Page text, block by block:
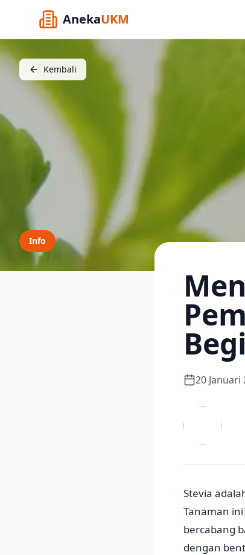
AnekaUKM
Kembali
Info
20 Januari
Stevia
Tanaman
bercabang
dengan